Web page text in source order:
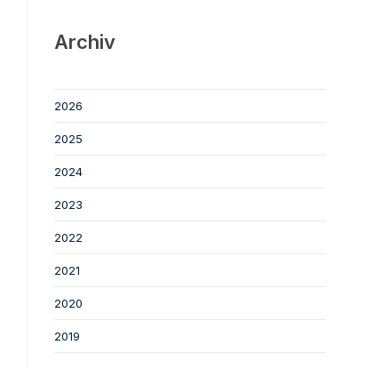
Archiv
2026
2025
2024
2023
2022
2021
2020
2019